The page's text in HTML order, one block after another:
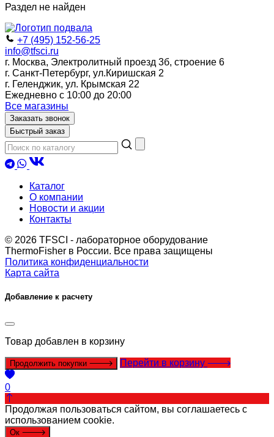
Раздел не найден
+7 (495) 152-56-25
info@tfsci.ru
г. Москва, Электролитный проезд 3б, строение 6
г. Санкт-Петербург, ул.Киришская 2
г. Геленджик, ул. Крымская 22
Ежедневно с 10:00 до 20:00
Все магазины
Заказать звонок
Быстрый заказ
Каталог
О компании
Новости и акции
Контакты
© 2026 TFSCI - лабораторное оборудование
ThermoFisher в России. Все права защищены
Политика конфиденциальности
Карта сайта
Добавление к расчету
Товар добавлен в корзину
Продолжить покупки Перейти в корзину
0
Продолжая пользоваться сайтом, вы соглашаетесь с
использованием cookie.
Ок